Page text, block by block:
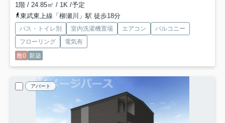
1階 / 24.85㎡ / 1K /予定
東武東上線「柳瀬川」駅 徒歩18分
バス・トイレ別 室内洗濯機置場 エアコン
バルコニー
フローリング
電気有
敷0 新築
アパート